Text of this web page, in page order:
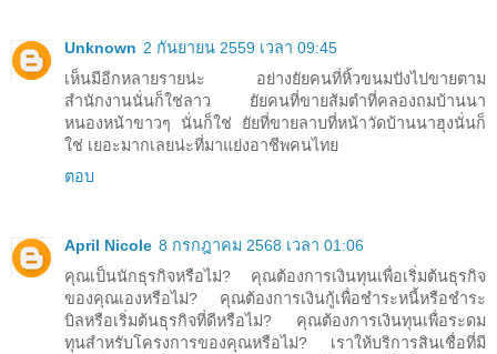
Unknown 2 กันยายน 2559 เวลา 09:45
เห็นมีอีกหลายรายน่ะ อย่างยัยคนที่หิ้วขนมปังไปขายตาม
สำนักงานนั่นก็ใช่ลาว ยัยคนที่ขายส้มตำที่คลองถมบ้านนา
หนองหน้าขาวๆ นั่นก็ใช่ ยัยที่ขายลาบที่หน้าวัดบ้านนาฮุงนั่นก็
ใช่ เยอะมากเลยน่ะที่มาแย่งอาชีพคนไทย
ตอบ
April Nicole 8 กรกฎาคม 2568 เวลา 01:06
คุณเป็นนักธุรกิจหรือไม่? คุณต้องการเงินทุนเพื่อเริ่มต้นธุรกิจ
ของคุณเองหรือไม่? คุณต้องการเงินกู้เพื่อชำระหนี้หรือชำระ
บิลหรือเริ่มต้นธุรกิจที่ดีหรือไม่? คุณต้องการเงินทุนเพื่อระดม
ทุนสำหรับโครงการของคุณหรือไม่? เราให้บริการสินเชื่อที่มี